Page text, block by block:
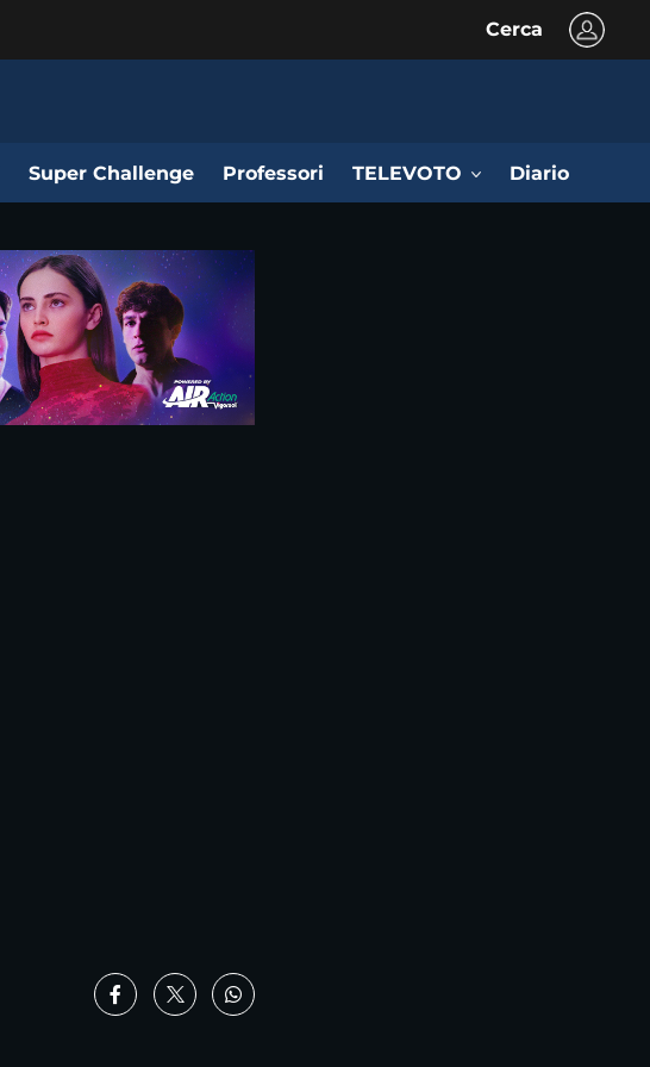
Cerca
Super Challenge Professori TELEVOTO Diario